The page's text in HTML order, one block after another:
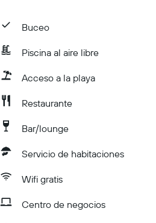
Buceo
Piscina al aire libre
Acceso a la playa
Restaurante
Bar/lounge
Servicio de habitaciones
Wifi gratis
Centro de negocios